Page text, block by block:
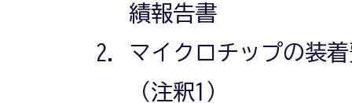
績報告書
マイクロチップの装
（注釈1）